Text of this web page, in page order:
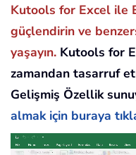
Kutools for Excel ile
güçlendirin ve
yaşayın. Kutools for
zamandan tasarruf
Gelişmiş Özellik
almak için buraya